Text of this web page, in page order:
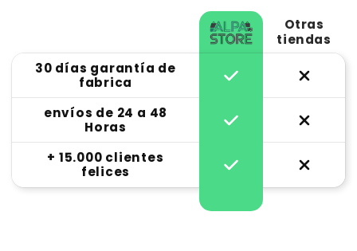
Otras
tiendas
30 días garantía de
fabrica
envíos de 24 a 48
Horas
+ 15.000 clientes
felices